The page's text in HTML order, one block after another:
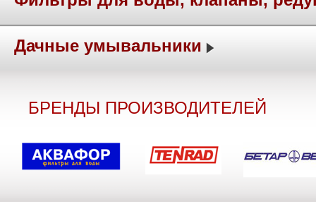
Дачные умывальники
БРЕНДЫ ПРОИЗВОДИТЕЛЕЙ